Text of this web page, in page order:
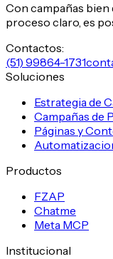
Con campañas bien
proceso claro, es
Contactos:
(51) 99864-1731
Soluciones
Estrategia de
Campañas de
Páginas y
Productos
FZAP
Chatme
Meta MCP
Institucional